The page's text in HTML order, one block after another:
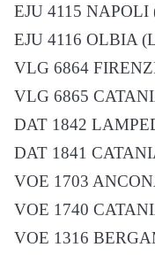
EJU 4115
EJU 4116 OLBIA
VLG 6864
VLG 6865
DAT 1842
DAT 1841
VOE 1703
VOE 1740
VOE 1316